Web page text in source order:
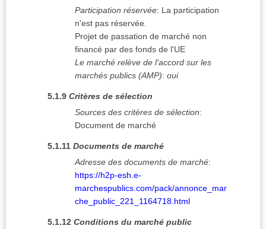
Participation réservée: La participation
n'est pas réservée.
Projet de passation de marché non
financé par des fonds de l'UE
Le marché relève de l'accord sur les
marchés publics (AMP): oui
5.1.9 Critères de sélection
Sources des critères de sélection:
Document de marché
5.1.11 Documents de marché
Adresse des documents de marché:
https://h2p-esh.e-
marchespublics.com/pack/annonce_mar
che_public_221_1164718.html
5.1.12 Conditions du marché public